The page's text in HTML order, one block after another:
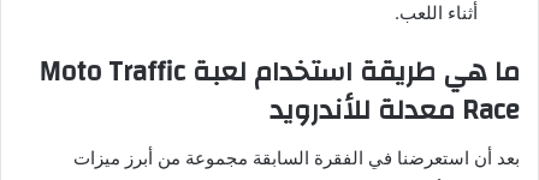
أثناء اللعب.
ما هي طريقة استخدام لعبة Moto Traffic
Race معدلة للأندرويد
بعد أن استعرضنا في الفقرة السابقة مجموعة من أبرز ميزات